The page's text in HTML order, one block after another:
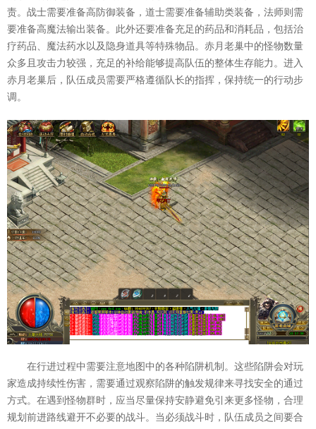
责。战士需要准备高防御装备，道士需要准备辅助类装备，法师则需
要准备高魔法输出装备。此外还要准备充足的药品和消耗品，包括治
疗药品、魔法药水以及隐身道具等特殊物品。赤月老巢中的怪物数量
众多且攻击力较强，充足的补给能够提高队伍的整体生存能力。进入
赤月老巢后，队伍成员需要严格遵循队长的指挥，保持统一的行动步
调。
在行进过程中需要注意地图中的各种陷阱机制。这些陷阱会对玩
家造成持续性伤害，需要通过观察陷阱的触发规律来寻找安全的通过
方式。在遇到怪物群时，应当尽量保持安静避免引来更多怪物，合理
规划前进路线避开不必要的战斗。当必须战斗时，队伍成员之间要合